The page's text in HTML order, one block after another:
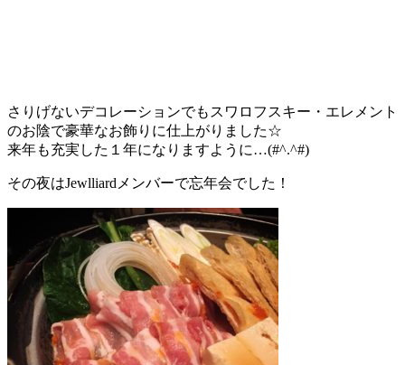
さりげないデコレーションでもスワロフスキー・エレメント
のお陰で豪華なお飾りに仕上がりました☆
来年も充実した１年になりますように…(#^.^#)
その夜はJewlliardメンバーで忘年会でした！